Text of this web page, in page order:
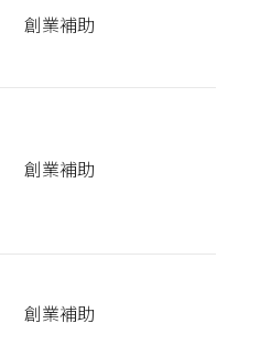
創業補助
創業補助
創業補助